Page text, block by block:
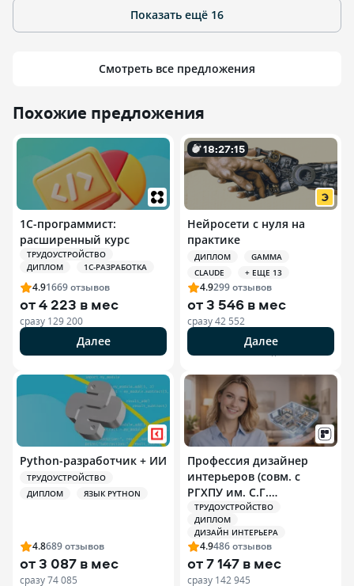
Показать ещё 16
Смотреть все предложения
Похожие предложения
1С-программист:
расширенный курс
ТРУДОУСТРОЙСТВО
ДИПЛОМ
1С-РАЗРАБОТКА
4.91669отзывов
от4 223 в мес
сразу 129 200
Далее
18:27:14
Нейросети с нуля на
практике
ДИПЛОМ
GAMMA
CLAUDE
+ ЕЩЕ 13
4.9299отзывов
от3 546 в мес
сразу42 552
Далее
Python-разработчик + ИИ
ТРУДОУСТРОЙСТВО
ДИПЛОМ
ЯЗЫК PYTHON
4.8689отзывов
от3 087 в мес
сразу74 085
Профессия дизайнер
интерьеров (совм. с
РГХПУ им. С.Г.
Строганова)
ТРУДОУСТРОЙСТВО
ДИПЛОМ
ДИЗАЙН ИНТЕРЬЕРА
4.9486отзывов
от7 147 в мес
сразу 142 945